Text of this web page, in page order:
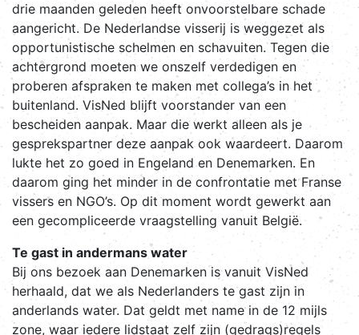
drie maanden geleden heeft onvoorstelbare schade
aangericht. De Nederlandse visserij is weggezet als
opportunistische schelmen en schavuiten. Tegen die
achtergrond moeten we onszelf verdedigen en
proberen afspraken te maken met collega’s in het
buitenland. VisNed blijft voorstander van een
bescheiden aanpak. Maar die werkt alleen als je
gesprekspartner deze aanpak ook waardeert. Daarom
lukte het zo goed in Engeland en Denemarken. En
daarom ging het minder in de confrontatie met Franse
vissers en NGO’s. Op dit moment wordt gewerkt aan
een gecompliceerde vraagstelling vanuit België.
Te gast in andermans water
Bij ons bezoek aan Denemarken is vanuit VisNed
herhaald, dat we als Nederlanders te gast zijn in
anderlands water. Dat geldt met name in de 12 mijls
zone, waar iedere lidstaat zelf zijn (gedrags)regels